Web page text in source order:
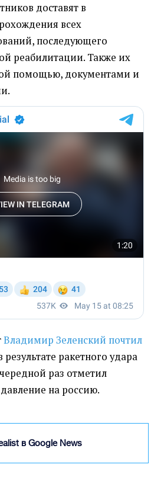
доставят в
всех
последующего
реабилитации. Также их
помощью, документами и
Владимир Зеленский почтил
результате ракетного удара
раз отметил
на россию.
в Google News